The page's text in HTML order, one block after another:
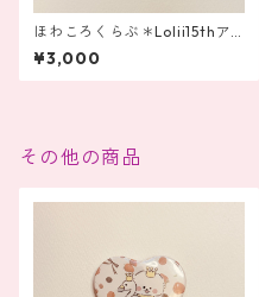
ほわころくらぶ＊Lolii15thア
ニバーサリー ゴージャスなバ
ッグチャーム
¥3,000
その他の商品